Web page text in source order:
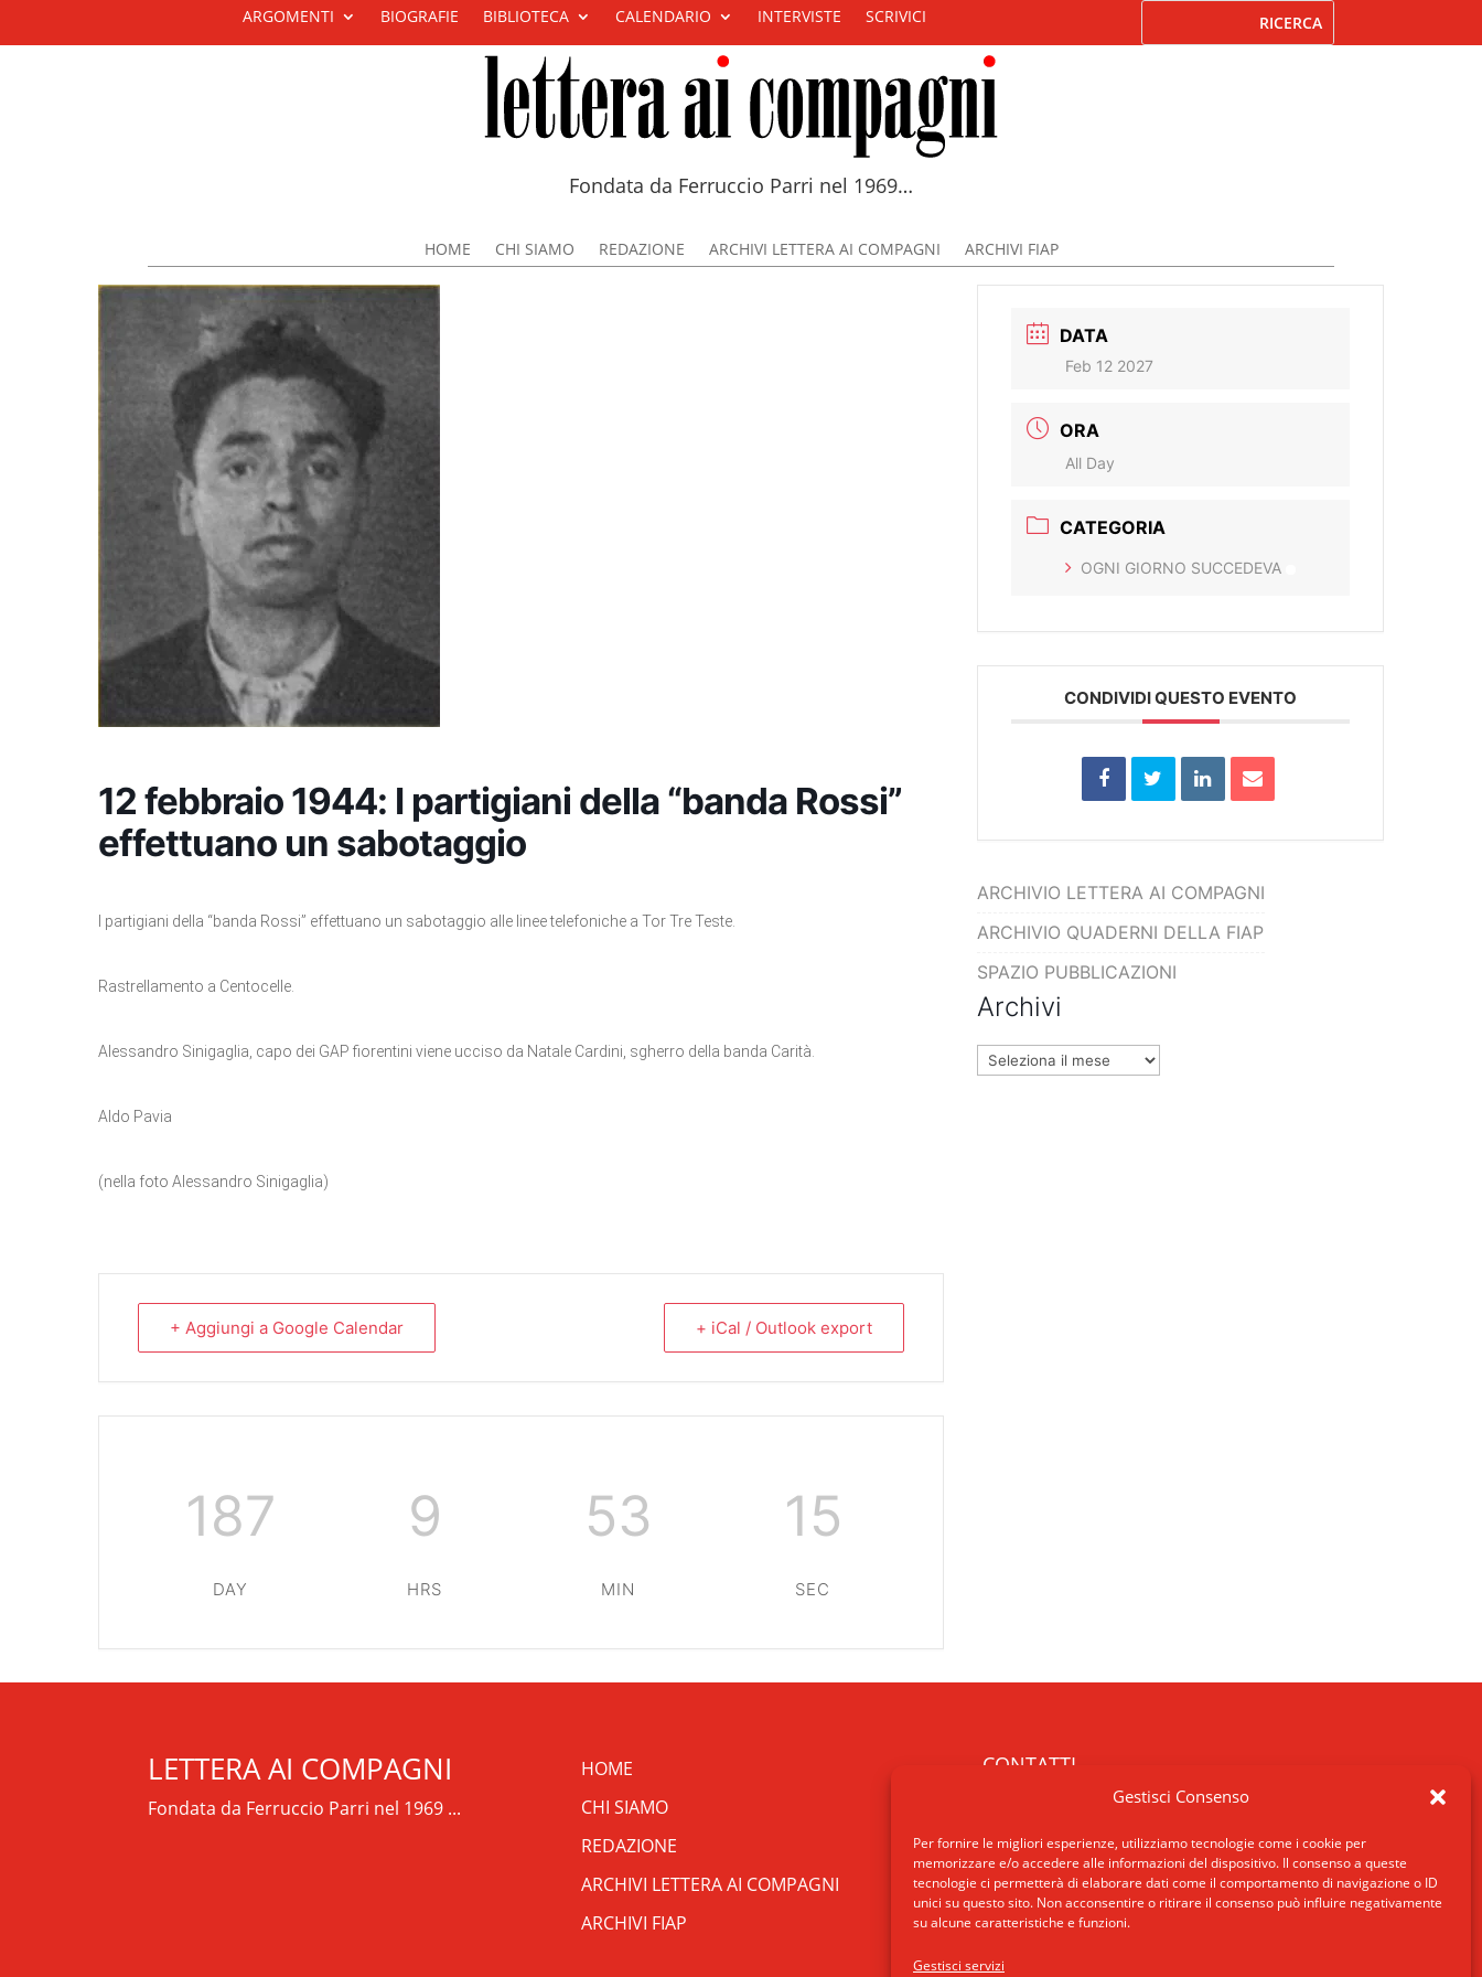
Gestisci Consenso
Per fornire le migliori esperienze, utilizziamo tecnologie come i cookie per
memorizzare e/o accedere alle informazioni del dispositivo. Il consenso a queste
tecnologie ci permetterà di elaborare dati come il comportamento di navigazione o ID
unici su questo sito. Non acconsentire o ritirare il consenso può influire negativamente
su alcune caratteristiche e funzioni.
Gestisci servizi
ARGOMENTI BIOGRAFIE BIBLIOTECA CALENDARIO INTERVISTE SCRIVICI
Fondata da Ferruccio Parri nel 1969…
HOME CHI SIAMO REDAZIONE ARCHIVI LETTERA AI COMPAGNI ARCHIVI FIAP
12 febbraio 1944: I partigiani della “banda Rossi”
effettuano un sabotaggio
I partigiani della “banda Rossi” effettuano un sabotaggio alle linee telefoniche a Tor Tre Teste.
Rastrellamento a Centocelle.
Alessandro Sinigaglia, capo dei GAP fiorentini viene ucciso da Natale Cardini, sgherro della banda Carità.
Aldo Pavia
(nella foto Alessandro Sinigaglia)
+ Aggiungi a Google Calendar + iCal / Outlook export
187
DAY
9
HRS
53
MIN
15
SEC
DATA
Feb 12 2027
ORA
All Day
CATEGORIA
OGNI GIORNO SUCCEDEVA
CONDIVIDI QUESTO EVENTO
ARCHIVIO LETTERA AI COMPAGNI
ARCHIVIO QUADERNI DELLA FIAP
SPAZIO PUBBLICAZIONI
Archivi
Archivi
LETTERA AI COMPAGNI
Fondata da Ferruccio Parri nel 1969 ...
HOME
CHI SIAMO
REDAZIONE
ARCHIVI LETTERA AI COMPAGNI
ARCHIVI FIAP
CONTATTI
ROMA: Via San Francesco di Sales 5, 00165
Roma
MILANO: Via E. De Amicis 17, 20123 Milano
Attuale: 100%